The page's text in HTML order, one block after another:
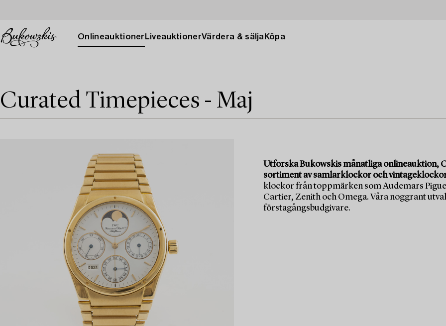
Onlineauktioner LiveauktionerVärdera & sälja Köpa
Curated Timepieces - Maj
Utforska Bukowskis månatliga onlineauktion,
sortiment av samlarklockor och
klockor från toppmärken som Audemars
Cartier, Zenith och Omega. Våra noggrant
förstagångsbudgivare.